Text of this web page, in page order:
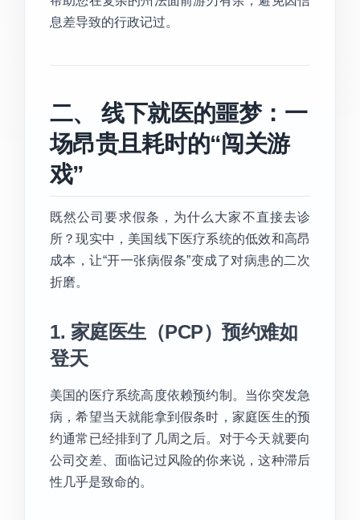
息差导致的行政记过。
二、 线下就医的噩梦：一
场昂贵且耗时的“闯关游
戏”
既然公司要求假条，为什么大家不直接去诊
所？现实中，美国线下医疗系统的低效和高昂
成本，让“开一张病假条”变成了对病患的二次
折磨。
1. 家庭医生（PCP）预约难如
登天
美国的医疗系统高度依赖预约制。当你突发急
病，希望当天就能拿到假条时，家庭医生的预
约通常已经排到了几周之后。对于今天就要向
公司交差、面临记过风险的你来说，这种滞后
性几乎是致命的。